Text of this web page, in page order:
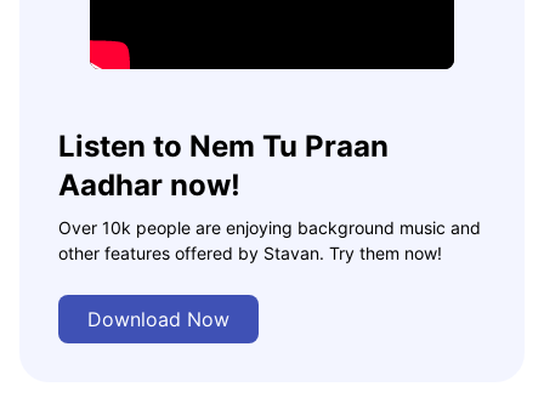
Listen to Nem Tu Praan
Aadhar now!
Over 10k people are enjoying background music and
other features offered by Stavan. Try them now!
Download Now